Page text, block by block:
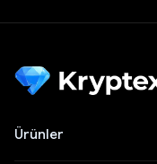
Ürünler